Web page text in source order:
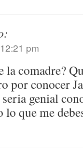
pm
la comadre?
por conocer
genial
lo que me